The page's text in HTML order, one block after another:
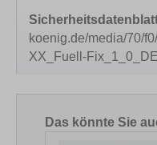
koenig.de/media/70/
XX_Fuell-
Produktgalerie
Das könnte Sie